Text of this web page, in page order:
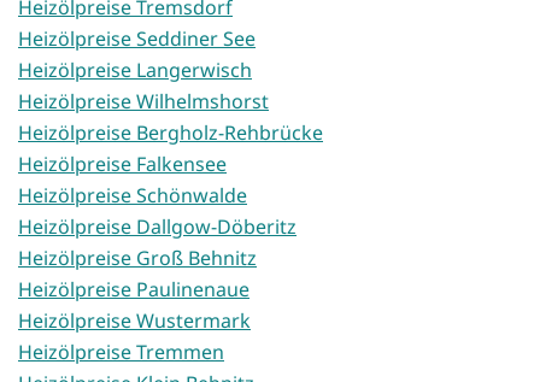
Heizölpreise Tremsdorf
Heizölpreise Seddiner See
Heizölpreise Langerwisch
Heizölpreise Wilhelmshorst
Heizölpreise Bergholz-Rehbrücke
Heizölpreise Falkensee
Heizölpreise Schönwalde
Heizölpreise Dallgow-Döberitz
Heizölpreise Groß Behnitz
Heizölpreise Paulinenaue
Heizölpreise Wustermark
Heizölpreise Tremmen